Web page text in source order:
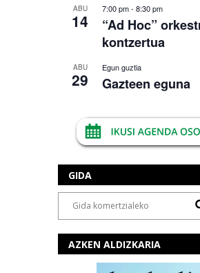
ABU
14
7:00 pm- 8:30 pm
“Ad Hoc”
kontzertua
ABU
29
Egun guztia
Gazteen eguna
GIDA
AZKEN ALDIZKARIA